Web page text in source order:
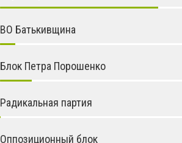
ВО Батькивщина
Блок Петра Порошенко
Радикальная партия
Оппозиционный блок